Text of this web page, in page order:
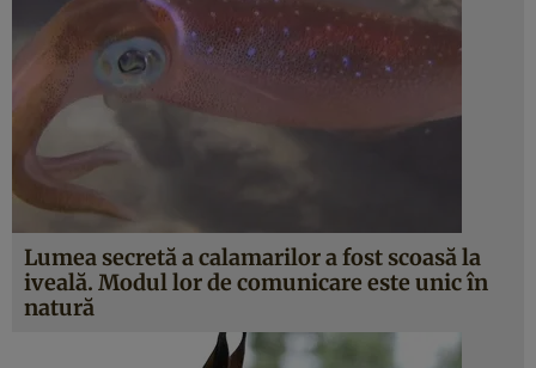
Lumea secretă a calamarilor a fost scoasă la
iveală. Modul lor de comunicare este unic în
natură